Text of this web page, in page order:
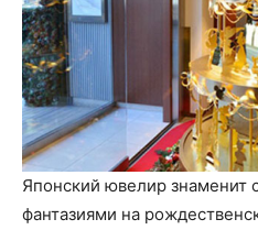
Японский ювелир знаменит
фантазиями на